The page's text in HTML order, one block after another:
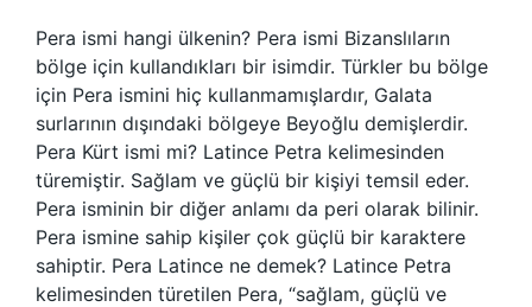
Pera ismi hangi ülkenin? Pera ismi Bizanslıların
bölge için kullandıkları bir isimdir. Türkler bu bölge
için Pera ismini hiç kullanmamışlardır, Galata
surlarının dışındaki bölgeye Beyoğlu demişlerdir.
Pera Kürt ismi mi? Latince Petra kelimesinden
türemiştir. Sağlam ve güçlü bir kişiyi temsil eder.
Pera isminin bir diğer anlamı da peri olarak bilinir.
Pera ismine sahip kişiler çok güçlü bir karaktere
sahiptir. Pera Latince ne demek? Latince Petra
kelimesinden türetilen Pera, “sağlam, güçlü ve